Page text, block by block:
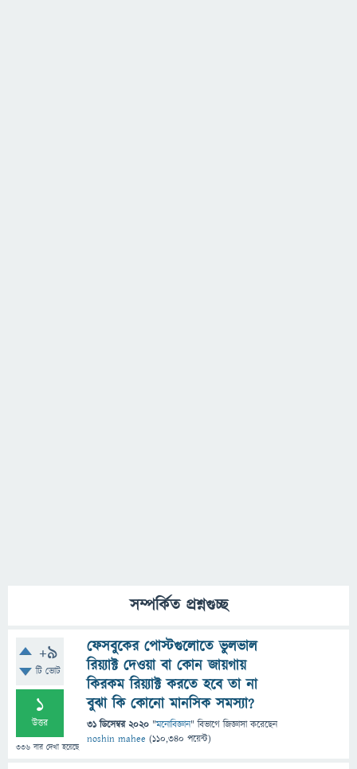
সম্পর্কিত প্রশ্নগুচ্ছ
+9
টি ভোট
1
উত্তর
336 বার দেখা হয়েছে
ফেসবুকের পোস্টগুলোতে ভুলভাল
রিয়্যাক্ট দেওয়া বা কোন জায়গায়
কিরকম রিয়্যাক্ট করতে হবে তা না
বুঝা কি কোনো মানসিক সমস্যা?
31 ডিসেম্বর 2020 "মনোবিজ্ঞান" বিভাগে জিজ্ঞাসাকরেছেন
noshin mahee (110,340 পয়েন্ট)